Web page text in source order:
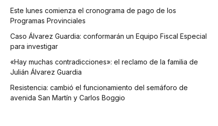
Este lunes comienza el cronograma de pago de los
Programas Provinciales
Caso Álvarez Guardia: conformarán un Equipo Fiscal Especial
para investigar
«Hay muchas contradicciones»: el reclamo de la familia de
Julián Álvarez Guardia
Resistencia: cambió el funcionamiento del semáforo de
avenida San Martín y Carlos Boggio